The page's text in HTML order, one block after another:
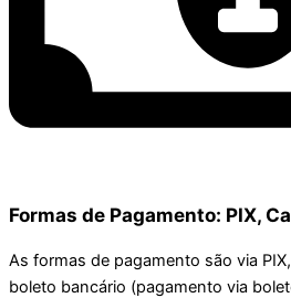
Formas de Pagamento: PIX,
As formas de pagamento são via
boleto bancário (pagamento via